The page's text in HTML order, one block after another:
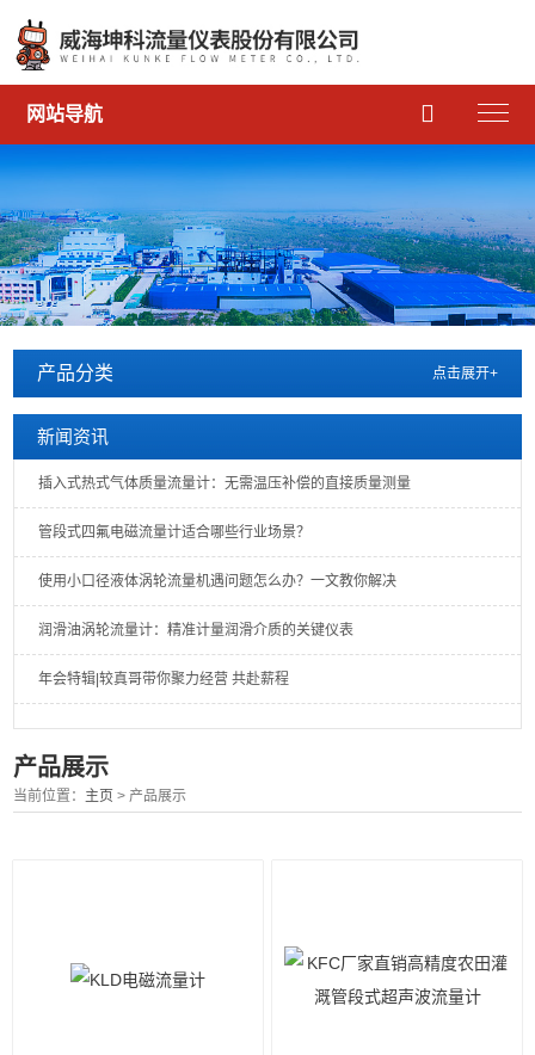
网站导航 
产品分类 点击展开+
新闻资讯
插入式热式气体质量流量计：无需温压补偿的直接质量测量
管段式四氟电磁流量计适合哪些行业场景？
使用小口径液体涡轮流量机遇问题怎么办？一文教你解决
润滑油涡轮流量计：精准计量润滑介质的关键仪表
年会特辑|较真哥带你聚力经营 共赴薪程
产品展示
当前位置： 主页 > 产品展示